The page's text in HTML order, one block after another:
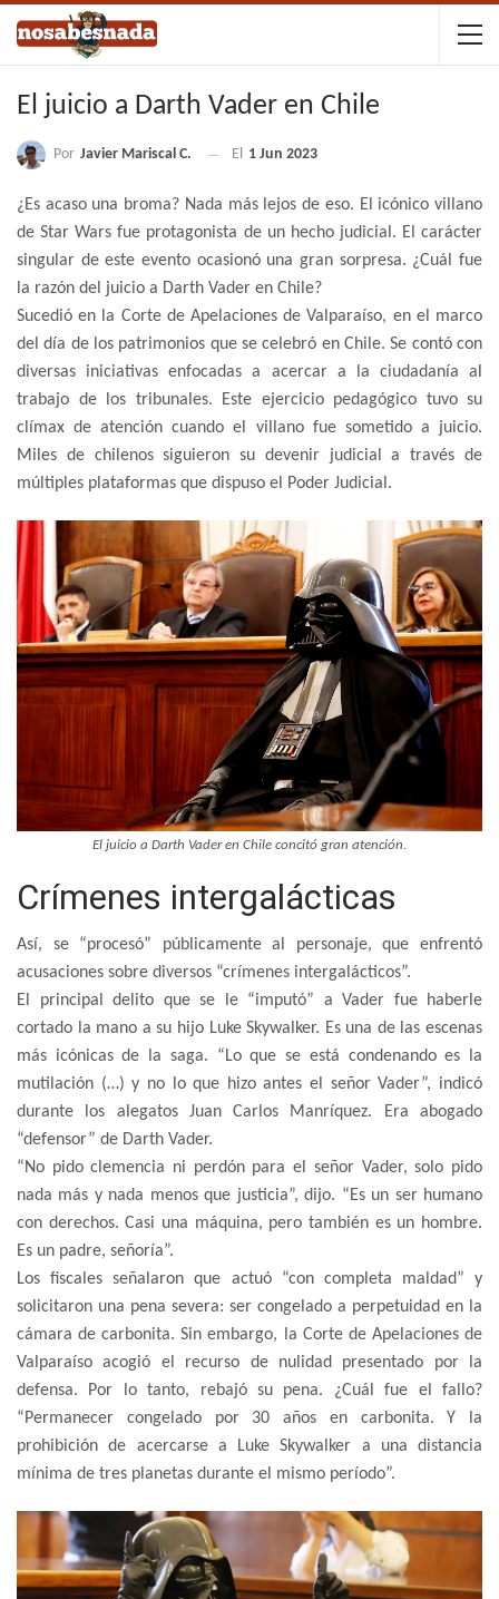
El juicio a Darth Vader en Chile
Por Javier Mariscal C. El 1 Jun 2023
¿Es acaso una broma? Nada más lejos de eso. El icónico villano
de Star Wars fue protagonista de un hecho judicial. El carácter
singular de este evento ocasionó una gran sorpresa. ¿Cuál fue
la razón del juicio a Darth Vader en Chile?
Sucedió en la Corte de Apelaciones de Valparaíso, en el marco
del día de los patrimonios que se celebró en Chile. Se contó con
diversas iniciativas enfocadas a acercar a la ciudadanía al
trabajo de los tribunales. Este ejercicio pedagógico tuvo su
clímax de atención cuando el villano fue sometido a juicio.
Miles de chilenos siguieron su devenir judicial a través de
múltiples plataformas que dispuso el Poder Judicial.
El juicio a Darth Vader en Chile concitó gran atención.
Crímenes intergalácticas
Así, se “procesó” públicamente al personaje, que enfrentó
acusaciones sobre diversos “crímenes intergalácticos”.
El principal delito que se le “imputó” a Vader fue haberle
cortado la mano a su hijo Luke Skywalker. Es una de las escenas
más icónicas de la saga. “Lo que se está condenando es la
mutilación (…) y no lo que hizo antes el señor Vader”, indicó
durante los alegatos Juan Carlos Manríquez. Era abogado
“defensor” de Darth Vader.
“No pido clemencia ni perdón para el señor Vader, solo pido
nada más y nada menos que justicia”, dijo. “Es un ser humano
con derechos. Casi una máquina, pero también es un hombre.
Es un padre, señoría”.
Los fiscales señalaron que actuó “con completa maldad” y
solicitaron una pena severa: ser congelado a perpetuidad en la
cámara de carbonita. Sin embargo, la Corte de Apelaciones de
Valparaíso acogió el recurso de nulidad presentado por la
defensa. Por lo tanto, rebajó su pena. ¿Cuál fue el fallo?
“Permanecer congelado por 30 años en carbonita. Y la
prohibición de acercarse a Luke Skywalker a una distancia
mínima de tres planetas durante el mismo período”.